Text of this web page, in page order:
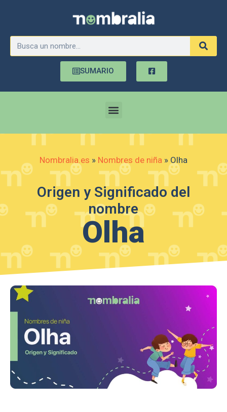
SUMARIO
Nombralia.es » Nombres de niña » Olha
Origen y Significado del
nombre
Olha